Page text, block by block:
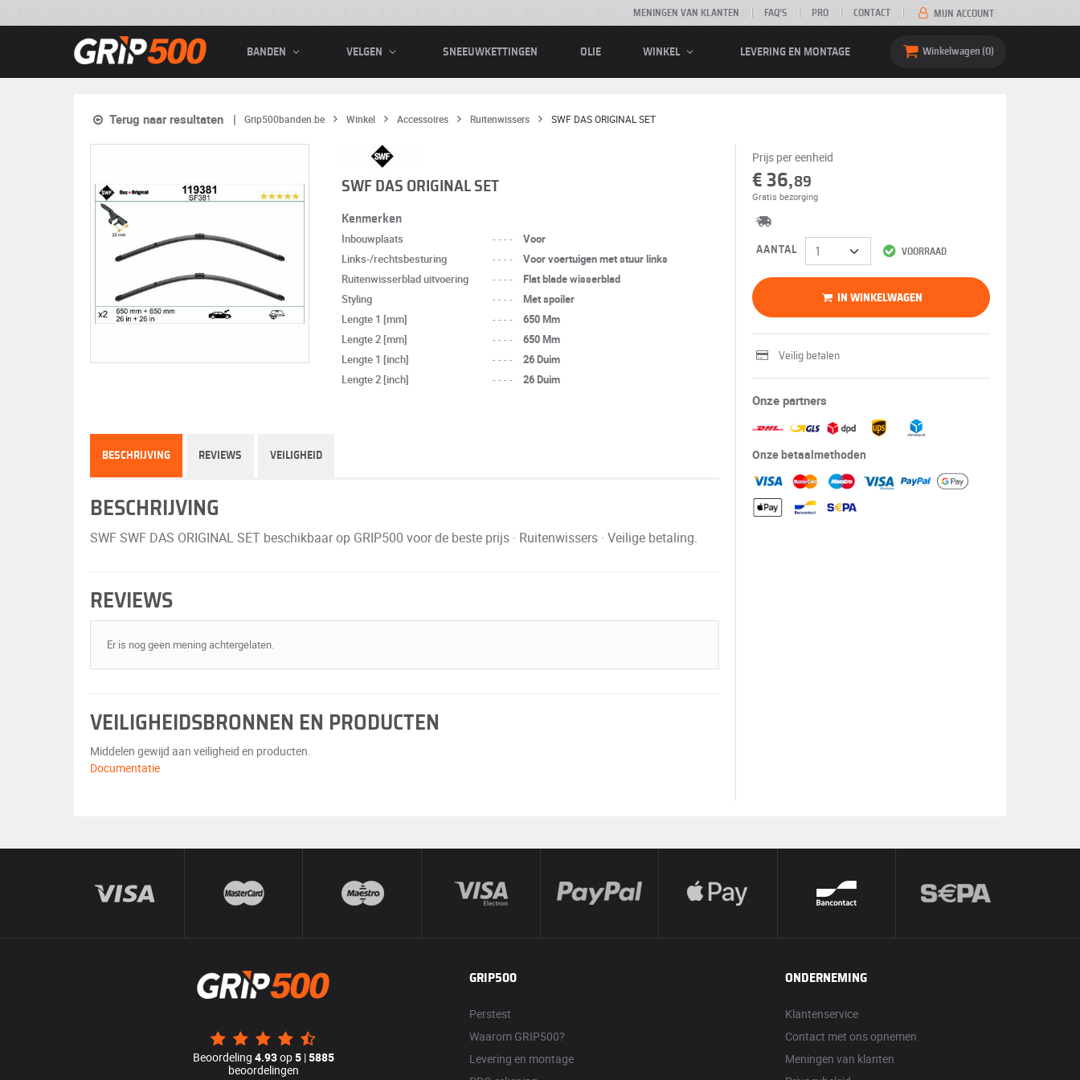
MENINGEN VAN KLANTEN FAQ’S PRO CONTACT MIJN ACCOUNT
BANDEN VELGEN SNEEUWKETTINGEN OLIE WINKEL LEVERING EN MONTAGE Winkelwagen 0
Terug naar resultaten Grip500banden.be Winkel Accessoires Ruitenwissers SWF DAS ORIGINAL SET
SWF DAS ORIGINAL SET
Kenmerken
Inbouwplaats ----
Voor
Links-/rechtsbesturing
----
Voor voertuigen met stuur links
Ruitenwisserblad uitvoering
----
Flat blade wisserblad
Styling
----
Met spoiler
Lengte 1 [mm]
----
650 Mm
Lengte 2 [mm]
----
650 Mm
Lengte 1 [inch]
----
26 Duim
Lengte 2 [inch]
---- 26 Duim
Prijs per eenheid
€ 36,89
Gratis bezorging
VOORRAAD
AANTAL
IN WINKELWAGEN
Veilig betalen
Onze partners
Onze betaalmethoden
BESCHRIJVING REVIEWS VEILIGHEID
BESCHRIJVING
SWF SWF DAS ORIGINAL SET beschikbaar op GRIP500 voor de beste prijs · Ruitenwissers · Veilige betaling.
REVIEWS
Er is nog geen mening achtergelaten.
VEILIGHEIDSBRONNEN EN PRODUCTEN
Middelen gewijd aan veiligheid en producten.
Documentatie
Beoordeling 4.93op5|5885
beoordelingen
GRIP500
Perstest
Waarom GRIP500?
Levering en montage
ONDERNEMING
Klantenservice
Contact met ons opnemen
Meningen van klanten